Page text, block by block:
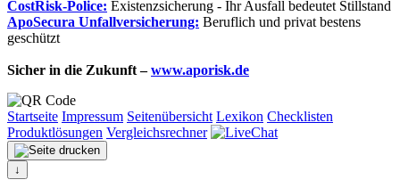
CostRisk-Police: Existenzsicherung - Ihr Ausfall bedeutet Stillstand
ApoSecura Unfallversicherung: Beruflich und privat bestens
geschützt
Sicher in die Zukunft –www.aporisk.de
Startseite Impressum Seitenübersicht Lexikon Checklisten
Produktlösungen Vergleichsrechner
↓